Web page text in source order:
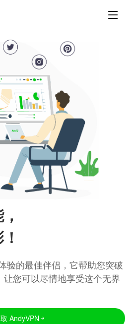
验的最佳伴侣，它帮助您突破
您可以尽情地享受这个无界
AndyVPN